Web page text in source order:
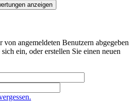
anzeigen
angemeldeten Benutzern abgegeben
ein, oder erstellen Sie einen neuen